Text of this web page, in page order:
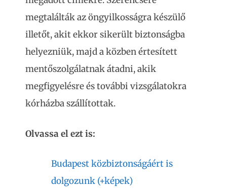
megtalálták az öngyilkosságra készülő
illetőt, akit ekkor sikerült biztonságba
helyezniük, majd a közben értesített
mentőszolgálatnak átadni, akik
megfigyelésre és további vizsgálatokra
kórházba szállítottak.
Olvassa el ezt is:
Budapest közbiztonságáért is
dolgozunk (+képek)